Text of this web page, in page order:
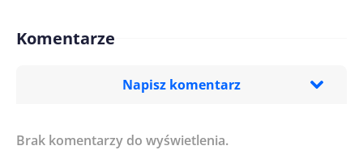
Komentarze
Napisz komentarz
Imię/ Nick*
Brak komentarzy do wyświetlenia.